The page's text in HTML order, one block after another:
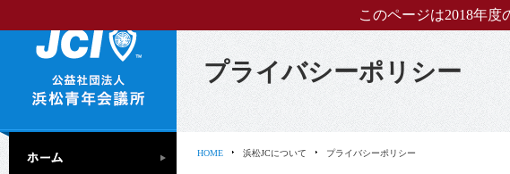
プライバシーポリシー
HOME 浜松JCについて プライバシーポリシー
このページは2018年